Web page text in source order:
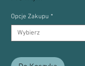
Opcje Zakupu *
Wybierz